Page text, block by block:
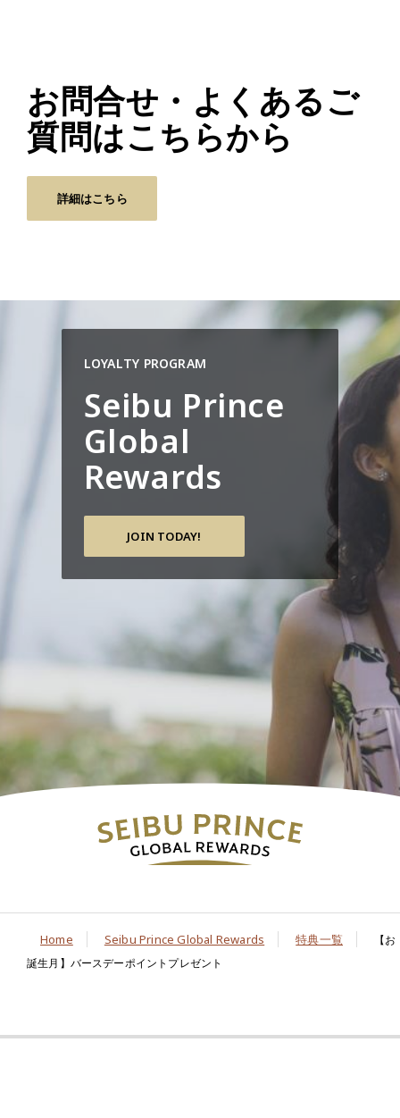
お問合せ・よくあるご
質問はこちらから
詳細はこちら
LOYALTY PROGRAM
Seibu Prince
Global
Rewards
JOIN TODAY!
Home Seibu Prince Global Rewards 特典一覧
【お
誕生月】バースデーポイントプレゼント